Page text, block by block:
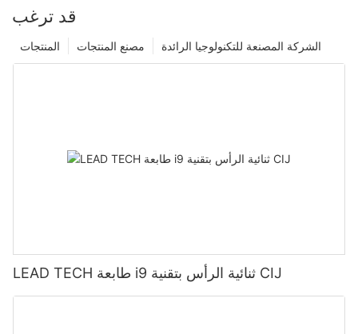
قد ترغب
الشركة المصنعة للتكنولوجيا الرائدة مصنع المنتجات المنتجات
LEAD TECH طابعة i9 ثنائية الرأس بتقنية CIJ